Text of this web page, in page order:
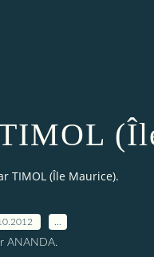
TIMOL (Île Maurice).
ANANDA.